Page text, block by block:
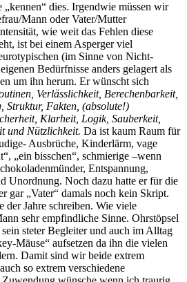
„kennen“ dies. Irgendwie müssen wir
Mann oder Vater/Mutter
wie weit das Fehlen diese
ist bei einem Asperger viel
(im Sinne von Nicht-
Bedürfnisse anders gelagert als
um ihn herum. Er wünscht sich
Verlässlichkeit, Berechenbarkeit,
Struktur, Fakten, (absolute!)
Klarheit, Logik, Sauberkeit,
und Nützlichkeit. Da ist kaum Raum für
Ausbrüche, Kinderlärm, vage
„ein bisschen“, schmierige –wenn
Entspannung,
Unordnung. Noch dazu hatte er für die
gar „Vater“ damals noch kein Skript.
der Jahre schreiben. Wie viele
sehr empfindliche Sinne. Ohrstöpsel
steter Begleiter und auch im Alltag
Mäuse“ aufsetzen da ihn die vielen
Damit sind wir beide extrem
so extrem verschiedene